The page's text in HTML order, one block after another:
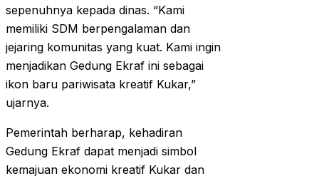
sepenuhnya kepada dinas. “Kami
memiliki SDM berpengalaman dan
jejaring komunitas yang kuat. Kami ingin
menjadikan Gedung Ekraf ini sebagai
ikon baru pariwisata kreatif Kukar,”
ujarnya.
Pemerintah berharap, kehadiran
Gedung Ekraf dapat menjadi simbol
kemajuan ekonomi kreatif Kukar dan